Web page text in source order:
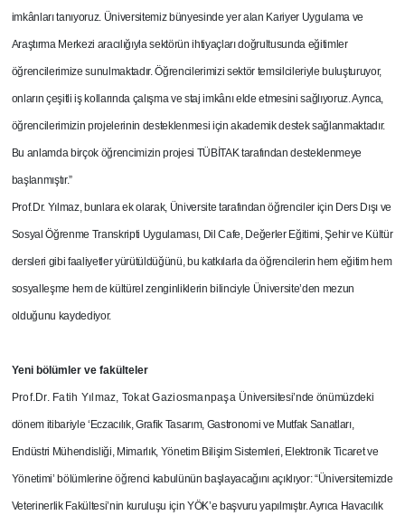
imkânları tanıyoruz. Üniversitemiz bünyesinde yer alan Kariyer Uygulama ve
Araştırma Merkezi aracılığıyla sektörün ihtiyaçları doğrultusunda eğitimler
öğrencilerimize sunulmaktadır. Öğrencilerimizi sektör temsilcileriyle buluşturuyor,
onların çeşitli iş kollarında çalışma ve staj imkânı elde etmesini sağlıyoruz. Ayrıca,
öğrencilerimizin projelerinin desteklenmesi için akademik destek sağlanmaktadır.
Bu anlamda birçok öğrencimizin projesi TÜBİTAK tarafından desteklenmeye
başlanmıştır.”
Prof.Dr. Yılmaz, bunlara ek olarak, Üniversite tarafından öğrenciler için Ders Dışı ve
Sosyal Öğrenme Transkripti Uygulaması, Dil Cafe, Değerler Eğitimi, Şehir ve Kültür
dersleri gibi faaliyetler yürütüldüğünü, bu katkılarla da öğrencilerin hem eğitim hem
sosyalleşme hem de kültürel zenginliklerin bilinciyle Üniversite’den mezun
olduğunu kaydediyor.
Yeni bölümler ve fakülteler
Prof.Dr. Fatih Yılmaz, Tokat Gaziosmanpaşa Üniversitesi’nde önümüzdeki
dönem itibariyle ‘Eczacılık, Grafik Tasarım, Gastronomi ve Mutfak Sanatları,
Endüstri Mühendisliği, Mimarlık, Yönetim Bilişim Sistemleri, Elektronik Ticaret ve
Yönetimi’ bölümlerine öğrenci kabulünün başlayacağını açıklıyor: “Üniversitemizde
Veterinerlik Fakültesi’nin kuruluşu için YÖK’e başvuru yapılmıştır. Ayrıca Havacılık